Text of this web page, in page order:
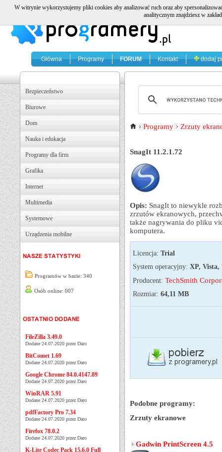
Główna Programy FORUM Kontakt dodaj
Bezpieczeństwo
Biurowe
Dom
Nauka i edukacja
Programy dla firm
Grafika
Internet
Multimedia
Systemowe
Urządzenia mobilne
Programów w bazie: 340
Osób online: 007
FileZilla 3.49.0
Dodane 24.07.2020 przez Daro
BitComet 1.69
Dodane 24.07.2020 przez Daro
Google Chrome 84.0.4147.89
Dodane 24.07.2020 przez Daro
WinRAR 5.91
Dodane 24.07.2020 przez Daro
pdfFactory Pro 7.34
Dodane 24.07.2020 przez Daro
Firefox 78.0.2
Dodane 24.07.2020 przez Daro
K-Lite Codec Pack 15.6.0 Full
Programy Zrzuty
SnagIt 11.2.1.72
Opis: SnagIt to niewykle
zrzutów ekranowych,
także nagrywania do pliku
komputera.
Licencja: Trial
System operacyjny: XP, Vista,
Producent: TechSmith
Rozmiar: 64,11 MB
Podobne programy:
Zrzuty ekranowe
Gadwin PrintScreen 4.5
W witrynie wykorzystujemy pliki cookies aby analizować ruch oraz aby
analitycznym znajdziesz w